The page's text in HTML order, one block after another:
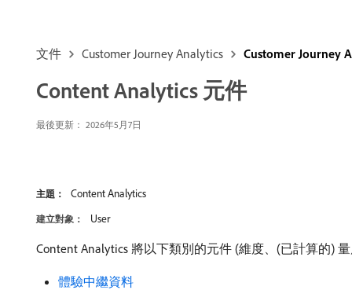
文件 Customer Journey Analytics Customer Journey
Content Analytics 元件
最後更新： 2026年5月7日
主題： Content Analytics
建立對象： User
Content Analytics 將以下類別的元件 (維度、(已計算的)
體驗中繼資料